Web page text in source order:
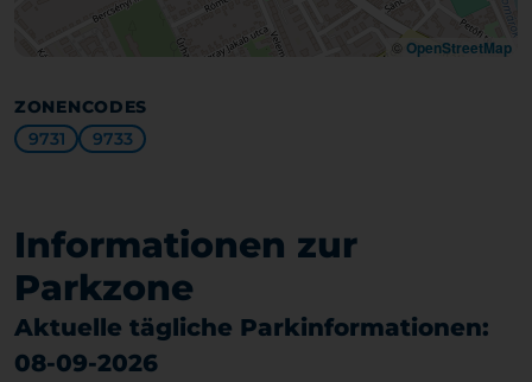
© OpenStreetMap
ZONENCODES
9731
9733
Informationen zur
Parkzone
Aktuelle tägliche Parkinformationen:
08-09-2026